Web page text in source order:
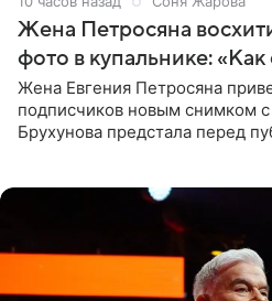
Жена Петросяна
фото в купальнике:
Жена Евгения Петросяна
подписчиков новым снимком с
Брухунова предстала перед